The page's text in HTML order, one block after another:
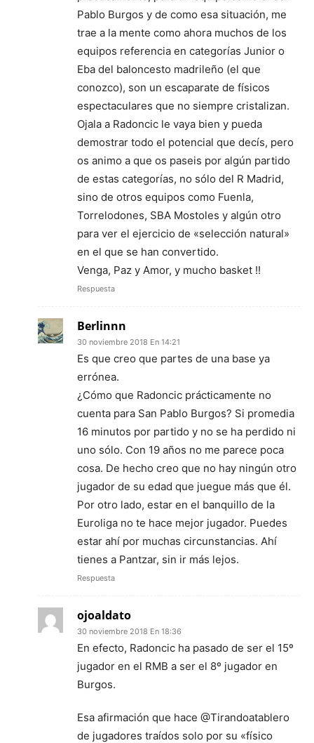
Pablo Burgos y de como esa situación, me
trae a la mente como ahora muchos de los
equipos referencia en categorías Junior o
Eba del baloncesto madrileño (el que
conozco), son un escaparate de físicos
espectaculares que no siempre cristalizan.
Ojala a Radoncic le vaya bien y pueda
demostrar todo el potencial que decís, pero
os animo a que os paseis por algún partido
de estas categorías, no sólo del R Madrid,
sino de otros equipos como Fuenla,
Torrelodones, SBA Mostoles y algún otro
para ver el ejercicio de «selección natural»
en el que se han convertido.
Venga, Paz y Amor, y mucho basket !!
Respuesta
Berlinnn
30 noviembre 2018 En 14:21
Es que creo que partes de una base ya
errónea.
¿Cómo que Radoncic prácticamente no
cuenta para San Pablo Burgos? Si promedia
16 minutos por partido y no se ha perdido ni
uno sólo. Con 19 años no me parece poca
cosa. De hecho creo que no hay ningún otro
jugador de su edad que juegue más que él.
Por otro lado, estar en el banquillo de la
Euroliga no te hace mejor jugador. Puedes
estar ahí por muchas circunstancias. Ahí
tienes a Pantzar, sin ir más lejos.
Respuesta
ojoaldato
30 noviembre 2018 En 18:36
En efecto, Radoncic ha pasado de ser el 15º
jugador en el RMB a ser el 8º jugador en
Burgos.
Esa afirmación que hace @Tirandoatablero
de jugadores traídos solo por su «físico